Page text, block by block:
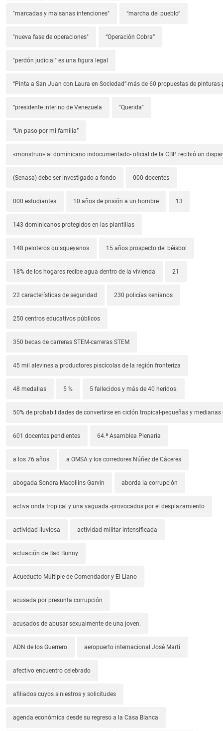
"marcadas y malsanas intenciones" “marcha del pueblo”
"nueva fase de operaciones" “Operación Cobra”
"perdón judicial" es una figura legal
“Pinta a San Juan con Laura en Sociedad”-más de 60 propuestas de
“presidente interino de Venezuela "Querida"
“Un paso por mi familia”
«monstruo» al dominicano indocumentado- oficial de la CBP recibió un
(Senasa) debe ser investigado a fondo 000 docentes
000 estudiantes 10 años de prisión a un hombre 13
143 dominicanos protegidos en las plantillas
148 peloteros quisqueyanos 15 años prospecto del béisbol
18% de los hogares recibe agua dentro de la vivienda 21
22 características de seguridad 230 policías kenianos
250 centros educativos públicos
350 becas de carreras STEM-carreras STEM
45 mil alevines a productores piscícolas de la región fronteriza
48 medallas 5 % 5 fallecidos y más de 40 heridos.
50% de probabilidades de convertirse en ciclón tropical-pequeñas y
601 docentes pendientes 64.ª Asamblea Plenaria
a los 76 años a OMSA y los corredores Núñez de Cáceres
abogada Sondra Macollins Garvin aborda la corrupción
activa onda tropical y una vaguada.-provocados por el desplazamiento
actividad lluviosa actividad militar intensificada
actuación de Bad Bunny
Acueducto Múltiple de Comendador y El Llano
acusada por presunta corrupción
acusados de abusar sexualmente de una joven.
ADN de los Guerrero aeropuerto internacional José Martí
afectivo encuentro celebrado
afiliados cuyos siniestros y solicitudes
agenda económica desde su regreso a la Casa Blanca